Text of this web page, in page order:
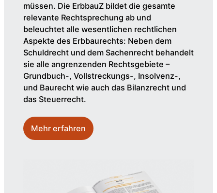
müssen. Die ErbbauZ bildet die gesamte
relevante Rechtsprechung ab und
beleuchtet alle wesentlichen rechtlichen
Aspekte des Erbbaurechts: Neben dem
Schuldrecht und dem Sachenrecht behandelt
sie alle angrenzenden Rechtsgebiete –
Grundbuch-, Vollstreckungs-, Insolvenz-,
und Baurecht wie auch das Bilanzrecht und
das Steuerrecht.
Mehr erfahren